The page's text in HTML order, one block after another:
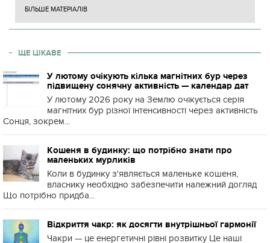
БІЛЬШЕ МАТЕРІАЛІВ
ЩЕ ЦІКАВЕ
У лютому очікують кілька магнітних бур через
підвищену сонячну активність — календар дат
У лютому 2026 року на Землю очікується серія
магнітних бур різної інтенсивності через активність
Сонця, зокрем...
Кошеня в будинку: що потрібно знати про
маленьких мурликів
Коли в будинку з'являється маленьке кошеня,
власнику необхідно забезпечити належний догляд
Що потрібно придба...
Відкриття чакр: як досягти внутрішньої гармонії
Чакри — це енергетичні рівні розвитку Це наші